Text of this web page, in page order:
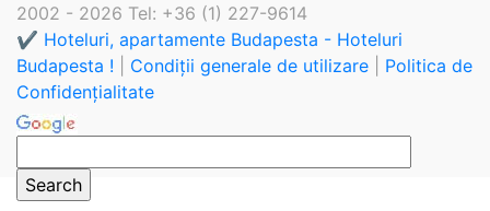
2002 - 2026 Tel: +36 (1) 227-9614
✔️ Hoteluri, apartamente Budapesta - Hoteluri
Budapesta !
Condiții generale de utilizare
Politica de
Confidențialitate